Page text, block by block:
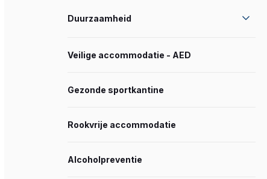
Duurzaamheid
Veilige accommodatie - AED
Gezonde sportkantine
Rookvrije accommodatie
Alcoholpreventie